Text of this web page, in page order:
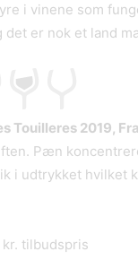
i vinene som
er nok et land
Touilleres 2019,
Pæn
i udtrykket hvilket
kr. tilbudspris